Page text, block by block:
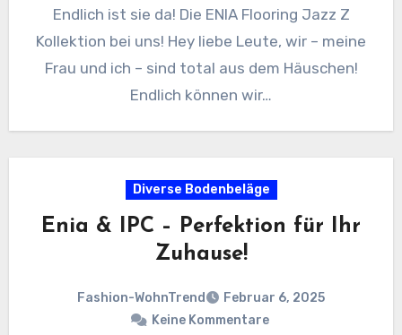
Endlich ist sie da! Die ENIA Flooring Jazz Z
Kollektion bei uns! Hey liebe Leute, wir – meine
Frau und ich – sind total aus dem Häuschen!
Endlich können wir…
Diverse Bodenbeläge
Enia & IPC – Perfektion für Ihr
Zuhause!
Fashion-WohnTrend
Februar 6, 2025
Keine Kommentare